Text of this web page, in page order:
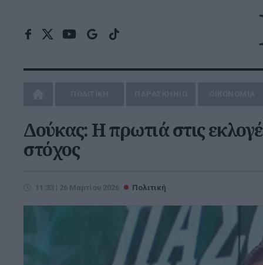
Δούκας: Η πρωτιά στις
στόχος
11:33 | 26 Μαρτίου 2026 Πολιτική